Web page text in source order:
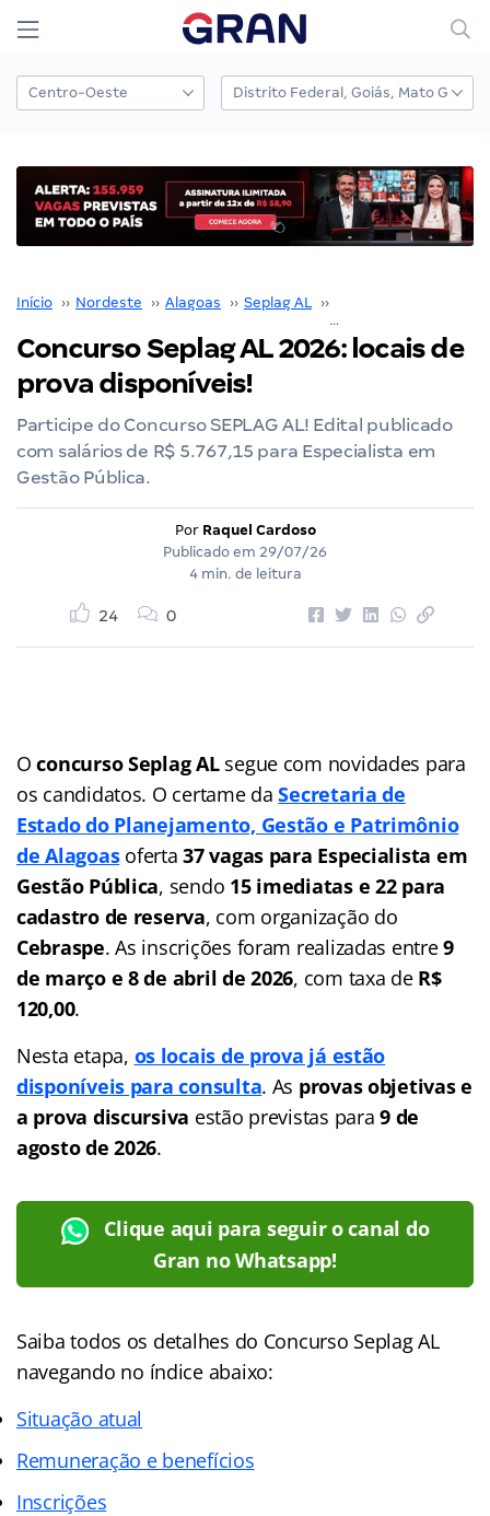
Início ›› Nordeste ›› Alagoas ›› Seplag AL ››
Concurso Seplag AL 2026: locais de
prova disponíveis!
Participe do Concurso SEPLAG AL! Edital publicado
com salários de R$ 5.767,15 para Especialista em
Gestão Pública.
Por Raquel Cardoso
Publicado em 29/07/26
4 min. de leitura
24 0
Oconcurso Seplag ALsegue com novidades para
os candidatos. O certame daSecretaria de
Estado do Planejamento, Gestão e Patrimônio
de Alagoasoferta37 vagas para Especialista em
Gestão Pública, sendo 15 imediatas e 22 para
cadastro de reserva, com organização do
Cebraspe. As inscrições foram realizadas entre9
de março e 8 de abril de 2026, com taxa de R$
120,00.
Nesta etapa, os locais de prova já estão
disponíveis para consulta. As provas objetivas e
a prova discursiva estão previstas para9 de
agosto de 2026.
Clique aqui para seguir o canal do
Gran no Whatsapp!
Saiba todos os detalhes do Concurso Seplag AL
navegando no índice abaixo:
Situação atual
Remuneração e benefícios
Inscrições